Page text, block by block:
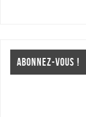
ABONNEZ-VOUS !